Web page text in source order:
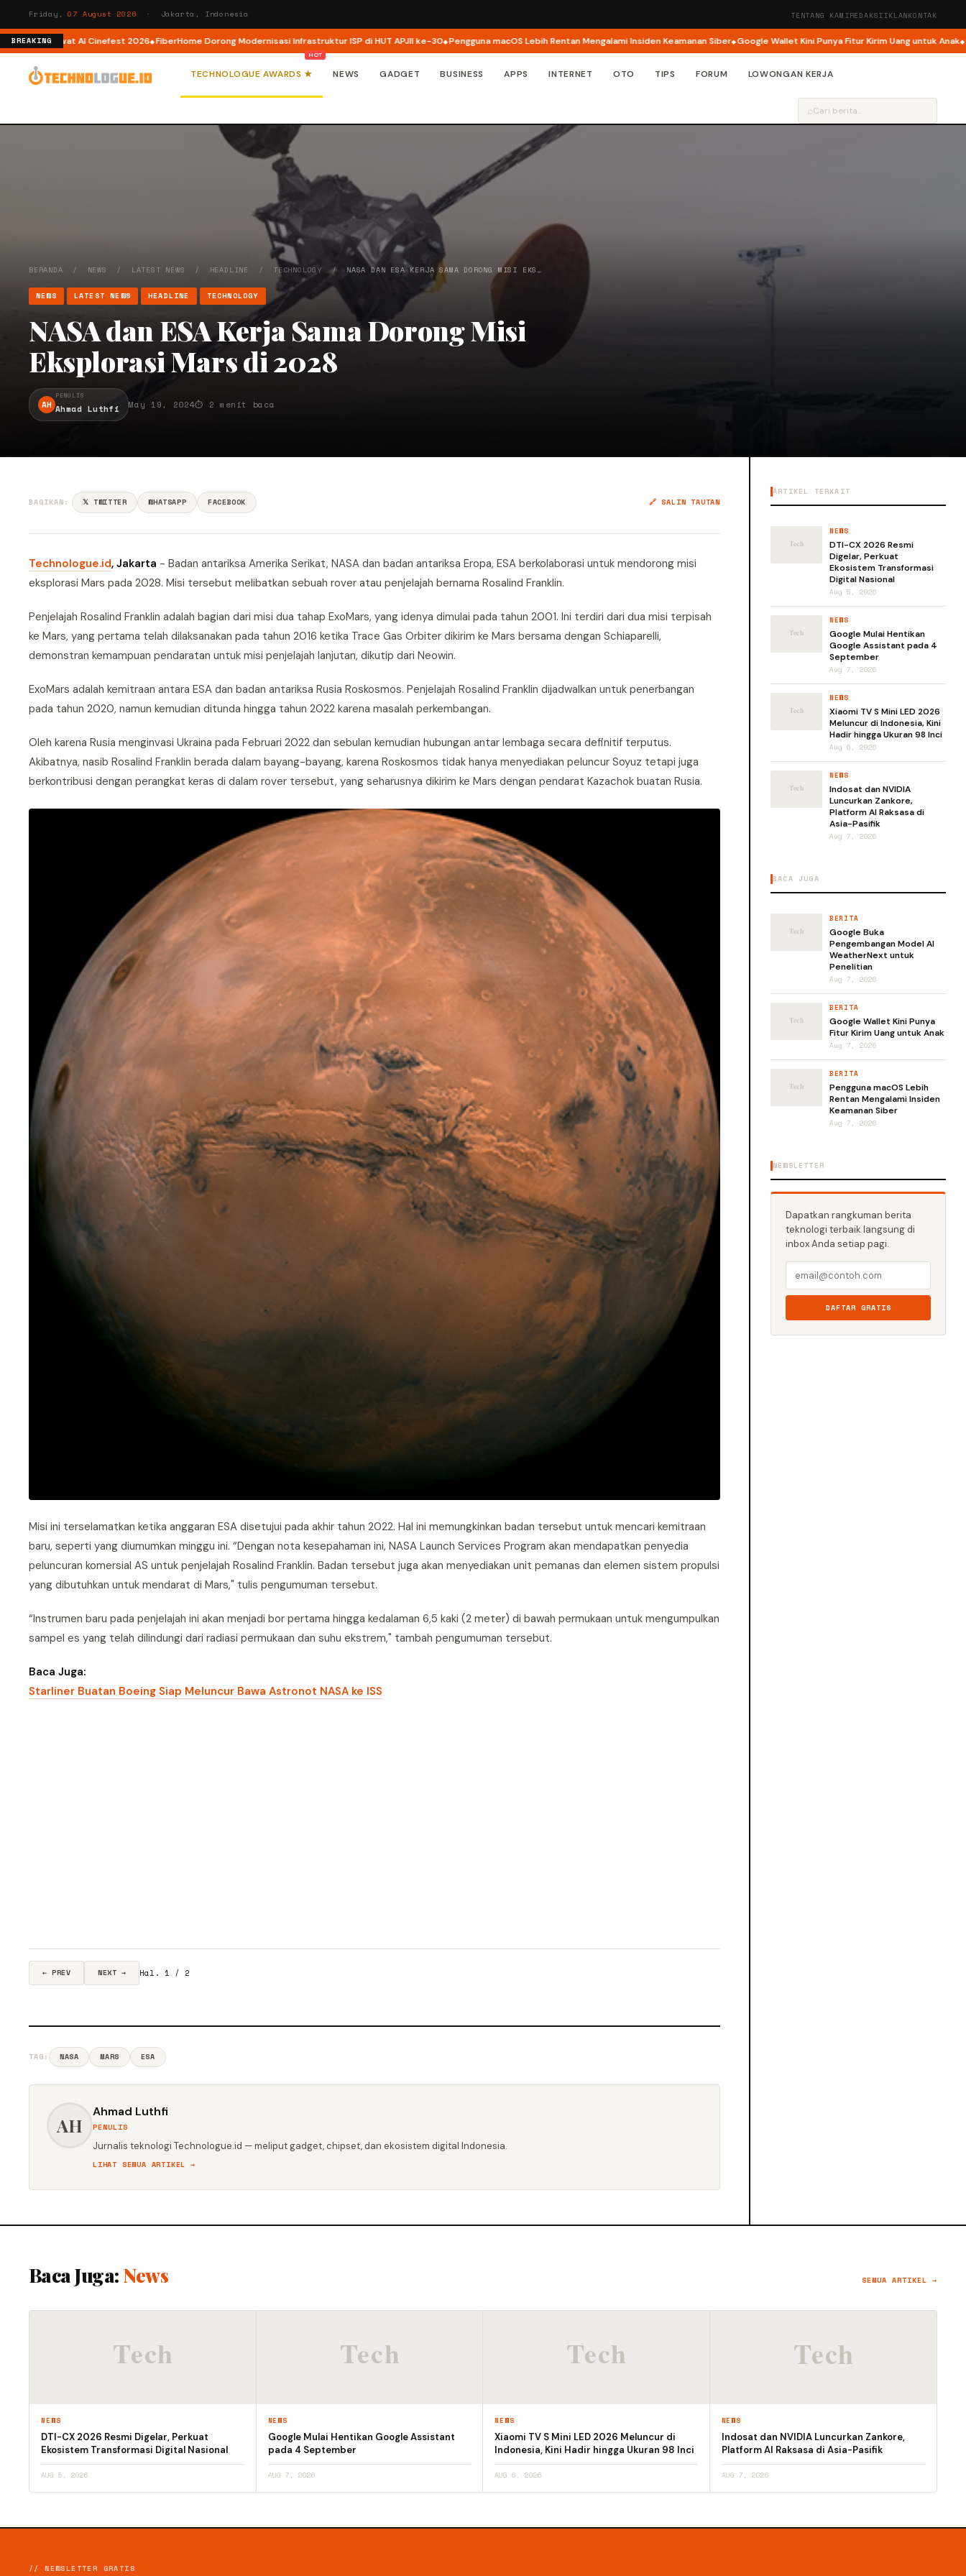
Friday,07 August 2026 · Jakarta, Indonesia TENTANG KAMIREDAKSIIKLANKONTAK
BREAKING
lewat AI Cinefest 2026 FiberHome Dorong Modernisasi Infrastruktur ISP di HUT APJII ke-30 Pengguna macOS Lebih Rentan Mengalami Insiden Keamanan Siber Google Wallet Kini Punya Fitur Kirim Uang untuk Anak Google
TECHNOLOGUE AWARDS ★ NEWS GADGET BUSINESS APPS INTERNET OTO TIPS FORUM LOWONGAN KERJA
⌕
BERANDA / NEWS / LATEST NEWS / HEADLINE / TECHNOLOGY / NASA DAN ESA KERJA SAMA DORONG MISI EKS…
NEWS LATEST NEWS HEADLINE TECHNOLOGY
NASA dan ESA Kerja Sama Dorong Misi
Eksplorasi Mars di 2028
AH
PENULIS
Ahmad Luthfi May 19, 2024⏱ 2 menit baca
BAGIKAN: 𝕏 TWITTER WHATSAPP FACEBOOK 🔗 SALIN TAUTAN
Technologue.id, Jakarta - Badan antariksa Amerika Serikat, NASA dan badan antariksa Eropa, ESA berkolaborasi untuk mendorong misi
eksplorasi Mars pada 2028. Misi tersebut melibatkan sebuah rover atau penjelajah bernama Rosalind Franklin.
Penjelajah Rosalind Franklin adalah bagian dari misi dua tahap ExoMars, yang idenya dimulai pada tahun 2001. Ini terdiri dari dua misi terpisah
ke Mars, yang pertama telah dilaksanakan pada tahun 2016 ketika Trace Gas Orbiter dikirim ke Mars bersama dengan Schiaparelli,
demonstran kemampuan pendaratan untuk misi penjelajah lanjutan, dikutip dari Neowin.
ExoMars adalah kemitraan antara ESA dan badan antariksa Rusia Roskosmos. Penjelajah Rosalind Franklin dijadwalkan untuk penerbangan
pada tahun 2020, namun kemudian ditunda hingga tahun 2022 karena masalah perkembangan.
Oleh karena Rusia menginvasi Ukraina pada Februari 2022 dan sebulan kemudian hubungan antar lembaga secara definitif terputus.
Akibatnya, nasib Rosalind Franklin berada dalam bayang-bayang, karena Roskosmos tidak hanya menyediakan peluncur Soyuz tetapi juga
berkontribusi dengan perangkat keras di dalam rover tersebut, yang seharusnya dikirim ke Mars dengan pendarat Kazachok buatan Rusia.
Misi ini terselamatkan ketika anggaran ESA disetujui pada akhir tahun 2022. Hal ini memungkinkan badan tersebut untuk mencari kemitraan
baru, seperti yang diumumkan minggu ini. “Dengan nota kesepahaman ini, NASA Launch Services Program akan mendapatkan penyedia
peluncuran komersial AS untuk penjelajah Rosalind Franklin. Badan tersebut juga akan menyediakan unit pemanas dan elemen sistem propulsi
yang dibutuhkan untuk mendarat di Mars," tulis pengumuman tersebut.
“Instrumen baru pada penjelajah ini akan menjadi bor pertama hingga kedalaman 6,5 kaki (2 meter) di bawah permukaan untuk mengumpulkan
sampel es yang telah dilindungi dari radiasi permukaan dan suhu ekstrem," tambah pengumuman tersebut.
Baca Juga:
Starliner Buatan Boeing Siap Meluncur Bawa Astronot NASA ke ISS
← PREV NEXT → Hal. 1 / 2
TAG: NASA MARS ESA
AH
Ahmad Luthfi
PENULIS
Jurnalis teknologi Technologue.id — meliput gadget, chipset, dan ekosistem digital Indonesia.
LIHAT SEMUA ARTIKEL →
ARTIKEL TERKAIT
NEWS
DTI-CX 2026 Resmi
Digelar, Perkuat
Ekosistem Transformasi
Digital Nasional
Aug 5, 2026
NEWS
Google Mulai Hentikan
Google Assistant pada 4
September
Aug 7, 2026
NEWS
Xiaomi TV S Mini LED 2026
Meluncur di Indonesia, Kini
Hadir hingga Ukuran 98 Inci
Aug 6, 2026
NEWS
Indosat dan NVIDIA
Luncurkan Zankore,
Platform AI Raksasa di
Asia-Pasifik
Aug 7, 2026
BACA JUGA
BERITA
Google Buka
Pengembangan Model AI
WeatherNext untuk
Penelitian
Aug 7, 2026
BERITA
Google Wallet Kini Punya
Fitur Kirim Uang untuk Anak
Aug 7, 2026
BERITA
Pengguna macOS Lebih
Rentan Mengalami Insiden
Keamanan Siber
Aug 7, 2026
NEWSLETTER
Dapatkan rangkuman berita
teknologi terbaik langsung di
inbox Anda setiap pagi.
DAFTAR GRATIS
Baca Juga: News SEMUA ARTIKEL →
NEWS
DTI-CX 2026 Resmi Digelar, Perkuat
Ekosistem Transformasi Digital Nasional
AUG 5, 2026
NEWS
Google Mulai Hentikan Google Assistant
pada 4 September
AUG 7, 2026
NEWS
Xiaomi TV S Mini LED 2026 Meluncur di
Indonesia, Kini Hadir hingga Ukuran 98 Inci
AUG 6, 2026
NEWS
Indosat dan NVIDIA Luncurkan Zankore,
Platform AI Raksasa di Asia-Pasifik
AUG 7, 2026
// NEWSLETTER GRATIS